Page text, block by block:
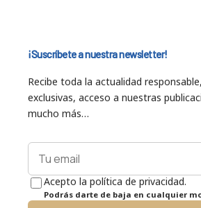
¡Suscríbete a nuestra newsletter!
Recibe toda la actualidad
exclusivas, acceso a nuestras
mucho más…
Acepto la política de privacidad.
Podrás darte de baja en cualquier